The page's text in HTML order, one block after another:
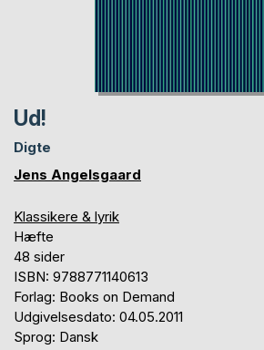
Ud!
Digte
Jens Angelsgaard
Klassikere & lyrik
Hæfte
48 sider
ISBN: 9788771140613
Forlag: Books on Demand
Udgivelsesdato: 04.05.2011
Sprog: Dansk